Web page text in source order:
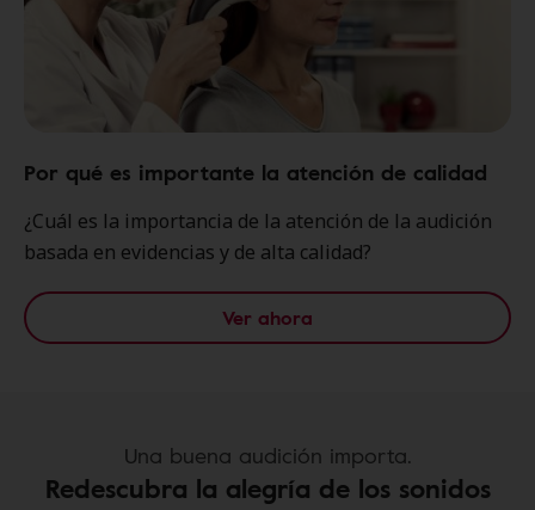
Por qué es importante la atención de calidad
¿Cuál es la importancia de la atención de la audición
basada en evidencias y de alta calidad?
Ver ahora
Una buena audición importa.
Redescubra la alegría de los sonidos